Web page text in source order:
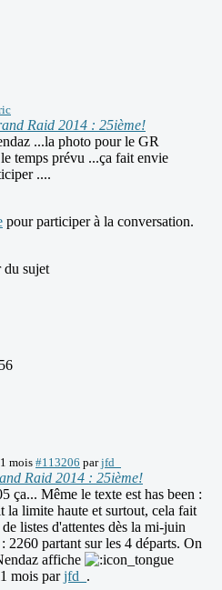
Raid 2014 : 25ième!
...la photo pour le GR
temps prévu ...ça fait envie
....
pour participer à la conversation.
du sujet
mois#113206 parjfd_
Raid 2014 : 25ième!
ça... Même le texte est has been :
la limite haute et surtout, cela fait
listes d'attentes dès la mi-juin
2260 partant sur les 4 départs. On
affiche
mois parjfd_ .